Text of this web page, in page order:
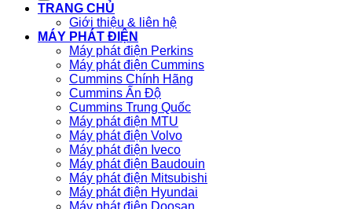
TRANG CHỦ
Giới thiệu & liên hệ
MÁY PHÁT ĐIỆN
Máy phát điện Perkins
Máy phát điện Cummins
Cummins Chính Hãng
Cummins Ấn Độ
Cummins Trung Quốc
Máy phát điện MTU
Máy phát điện Volvo
Máy phát điện Iveco
Máy phát điện Baudouin
Máy phát điện Mitsubishi
Máy phát điện Hyundai
Máy phát điện Doosan